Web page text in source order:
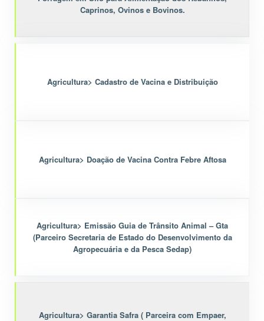
Caprinos, Ovinos e Bovinos.
Agricultura> Cadastro de Vacina e Distribuição
Agricultura> Doação de Vacina Contra Febre Aftosa
Agricultura> Emissão Guia de Trânsito Animal – Gta
(Parceiro Secretaria de Estado do Desenvolvimento da
Agropecuária e da Pesca Sedap)
Agricultura> Garantia Safra ( Parceira com Empaer,